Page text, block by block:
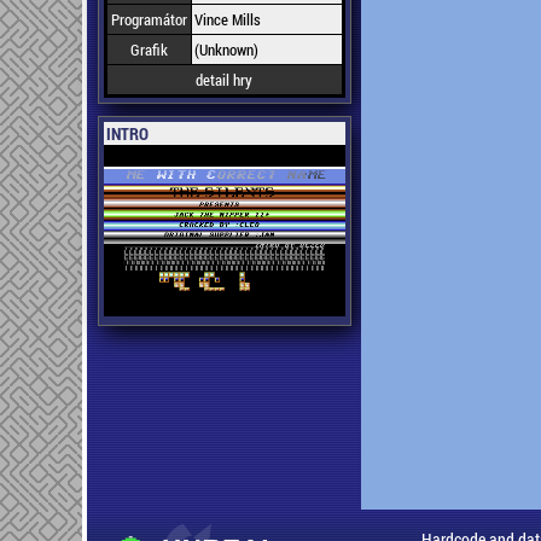
Programátor Vince Mills
Grafik
(Unknown)
detail hry
INTRO